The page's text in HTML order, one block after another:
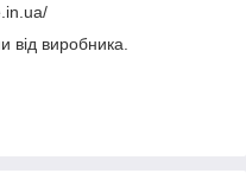
від виробника.